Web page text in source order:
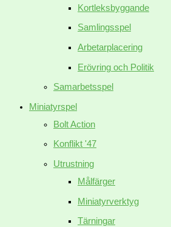
Kortleksbyggande
Samlingsspel
Arbetarplacering
Erövring och Politik
Samarbetsspel
Miniatyrspel
Bolt Action
Konflikt '47
Utrustning
Målfärger
Miniatyrverktyg
Tärningar